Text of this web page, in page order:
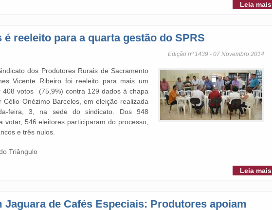
Leia mais
é reeleito para a quarta gestão do SPRS
Edição nº 1439 - 07 Novembro 2014
dos Produtores Rurais de Sacramento
Vicente Ribeiro foi reeleito para mais um
408 votos (75,9%) contra 129 dados à chapa
Célio Onézimo Barcelos, em eleição realizada
feira, 3, na sede do sindicato. Dos 948
votar, 546 eleitores participaram do processo,
e três nulos.
Triângulo
Leia mais
Jaguara de Cafés Especiais: Produtores apoiam